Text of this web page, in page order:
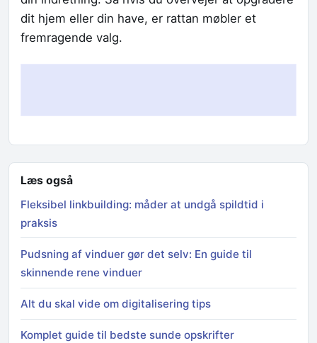
dit hjem eller din have, er rattan møbler et
fremragende valg.
Læs også
Fleksibel linkbuilding: måder at undgå spildtid i
praksis
Pudsning af vinduer gør det selv: En guide til
skinnende rene vinduer
Alt du skal vide om digitalisering tips
Komplet guide til bedste sunde opskrifter